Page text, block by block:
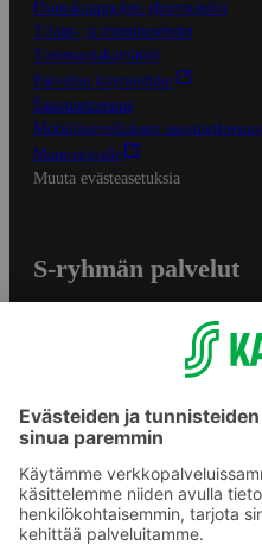
Osuuskauppojen yhteystiedot
Tilaus- ja toimitusehdot
Tietosuojakäytäntö
Palvelun käyttöehdot
Saavutettavuus
Mobiilisovelluksen saavutettavuus
Mainostajalle
Muuta evästeasetuksia
S-ryhmän palvelut
S-ostoslista -sovellus
Prisma.fi
Sokos.fi
S-Pankki
Yhteishyvä
Sokos Hotels